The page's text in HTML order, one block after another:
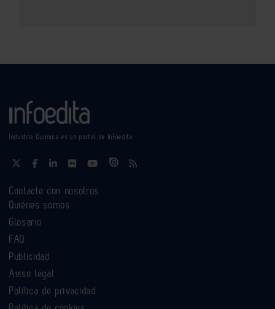
Industria Química es un portal de Infoedita
Contacte con nosotros
Quiénes somos
Glosario
FAQ
Publicidad
Aviso legal
Política de privacidad